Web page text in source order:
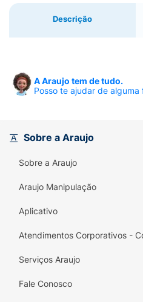
Descrição
A Araujo tem de tudo.
Posso te ajudar de alguma
Sobre a Araujo
Sobre a Araujo
Araujo Manipulação
Aplicativo
Atendimentos Corporativos -
Serviços Araujo
Fale Conosco